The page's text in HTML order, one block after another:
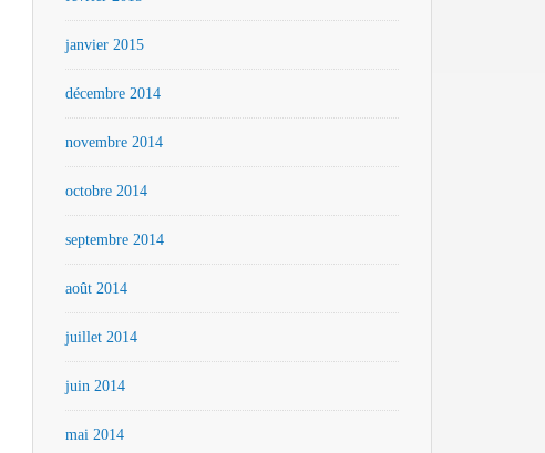
janvier 2015
décembre 2014
novembre 2014
octobre 2014
septembre 2014
août 2014
juillet 2014
juin 2014
mai 2014